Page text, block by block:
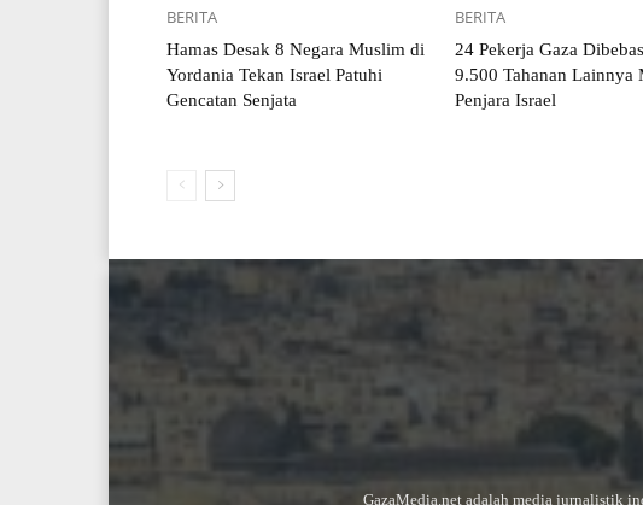
BERITA
Hamas Desak 8 Negara Muslim di
Yordania Tekan Israel Patuhi
Gencatan Senjata
BERITA
24 Pekerja Gaza
9.500 Tahanan Lainnya
Penjara Israel
GazaMedia.net adalah media jurnalistik